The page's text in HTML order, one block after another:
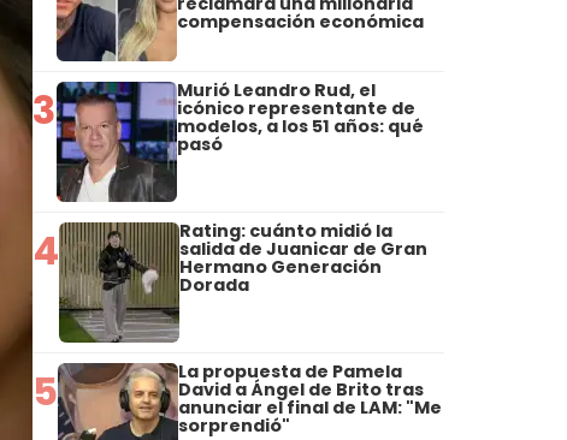
compensación económica
3 Murió Leandro Rud, el
icónico representante de
modelos, a los 51 años: qué
pasó
4 Rating: cuánto midió la
salida de Juanicar de Gran
Hermano Generación
Dorada
5 La propuesta de Pamela
David a Ángel de Brito tras
anunciar el final de LAM: "Me
sorprendió"